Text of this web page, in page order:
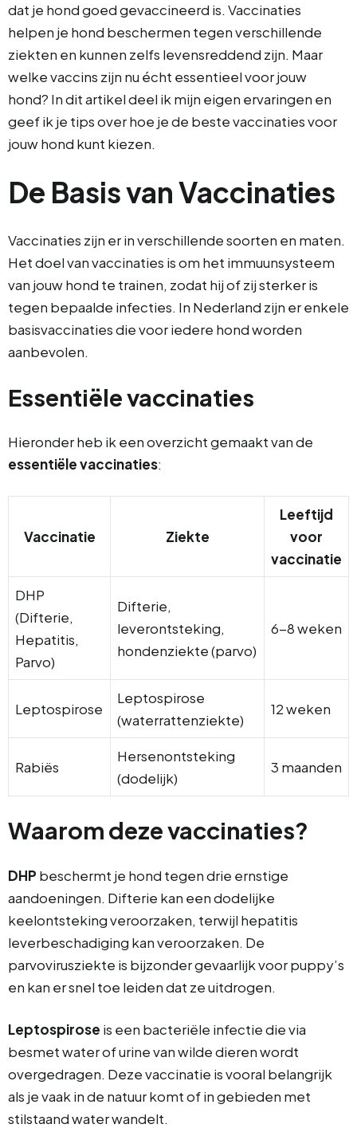
dat je hond goed gevaccineerd is. Vaccinaties
helpen je hond beschermen tegen verschillende
ziekten en kunnen zelfs levensreddend zijn. Maar
welke vaccins zijn nu écht essentieel voor jouw
hond? In dit artikel deel ik mijn eigen ervaringen en
geef ik je tips over hoe je de beste vaccinaties voor
jouw hond kunt kiezen.
De Basis van Vaccinaties
Vaccinaties zijn er in verschillende soorten en maten.
Het doel van vaccinaties is om het immuunsysteem
van jouw hond te trainen, zodat hij of zij sterker is
tegen bepaalde infecties. In Nederland zijn er enkele
basisvaccinaties die voor iedere hond worden
aanbevolen.
Essentiële vaccinaties
Hieronder heb ik een overzicht gemaakt van de
essentiële vaccinaties:
Vaccinatie Ziekte
Leeftijd
voor
vaccinatie
DHP
(Difterie,
Hepatitis,
Parvo)
Difterie,
leverontsteking,
hondenziekte (parvo)
6-8 weken
Leptospirose
Leptospirose
(waterrattenziekte)
12 weken
Rabiës
Hersenontsteking
(dodelijk)
3 maanden
Waarom deze vaccinaties?
DHP beschermt je hond tegen drie ernstige
aandoeningen. Difterie kan een dodelijke
keelontsteking veroorzaken, terwijl hepatitis
leverbeschadiging kan veroorzaken. De
parvovirusziekte is bijzonder gevaarlijk voor puppy’s
en kan er snel toe leiden dat ze uitdrogen.
Leptospirose is een bacteriële infectie die via
besmet water of urine van wilde dieren wordt
overgedragen. Deze vaccinatie is vooral belangrijk
als je vaak in de natuur komt of in gebieden met
stilstaand water wandelt.